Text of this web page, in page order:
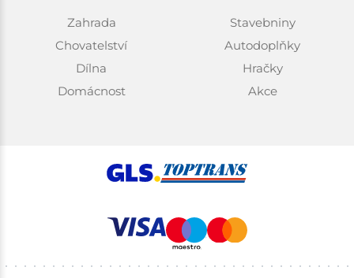
Zahrada
Chovatelství
Dílna
Domácnost
Stavebniny
Autodoplňky
Hračky
Akce